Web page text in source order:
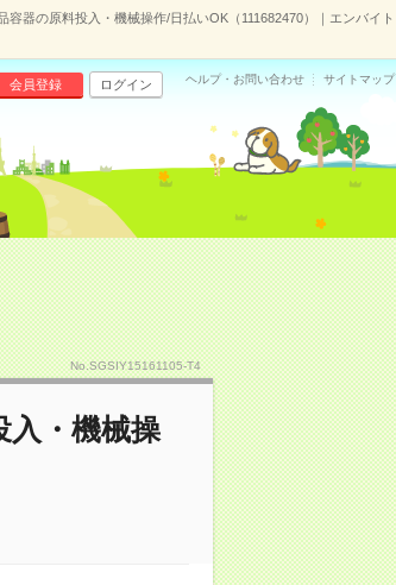
容器の原料投入・機械操作/日払いOK（111682470）｜エンバイト
会員登録 ログイン ヘルプ・お問い合わせ サイトマップ
No.SGSIY15161105-T4
入・機械操